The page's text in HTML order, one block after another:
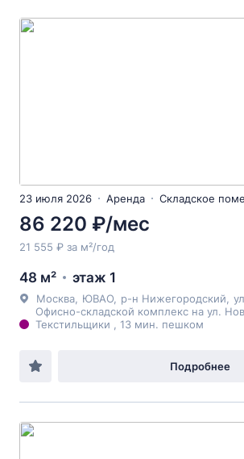
23 июля 2026 Аренда Складское
86 220 ₽/мес
21 555 ₽ за м²/год
48 м² этаж 1
Москва ЮВАО р-н Нижегородский
Офисно-складской комплекс на ул.
Текстильщики , 13 мин. пешком
Подробнее